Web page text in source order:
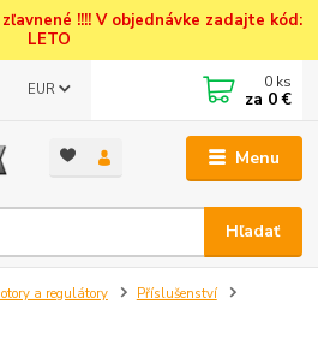
!!!! V objednávke zadajte kód:
LETO
Menu
EUR
Hľadať
0 ks
za 0 €
a regulátory
Příslušenství